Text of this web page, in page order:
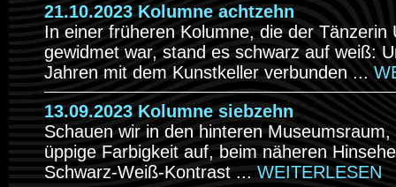
21.10.2023 Kolumne achtzehn
In einer früheren Kolumne, die der Tänzerin
gewidmet war, stand es schwarz auf weiß:
Jahren mit dem Kunstkeller verbunden ...
13.09.2023 Kolumne siebzehn
Schauen wir in den hinteren
üppige Farbigkeit auf, beim näheren
Schwarz-Weiß-Kontrast ...WEITERLESEN